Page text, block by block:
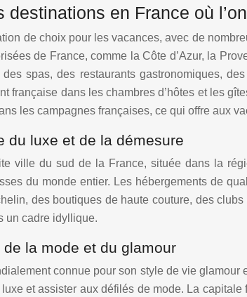
destinations en France où
de choix pour les vacances, avec de
de France, comme la Côte d’Azur, la
spas, des restaurants gastronomiques,
française dans les chambres d’hôtes et les
les campagnes françaises, ce qui offre aux
du luxe et de la démesure
ville du sud de la France, située dans la
du monde entier. Les hébergements de
des boutiques de haute couture, des
un cadre idyllique.
la mode et du glamour
connue pour son style de vie
et assister aux défilés de mode. La